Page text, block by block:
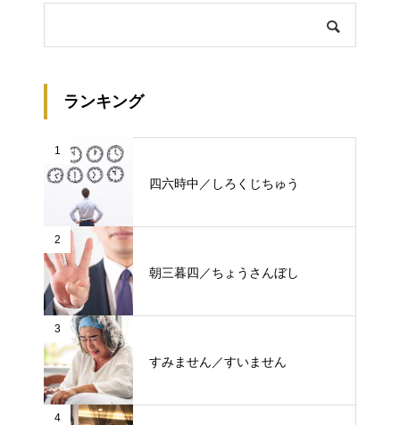
ランキング
1
四六時中／しろくじちゅう
2
朝三暮四／ちょうさんぼし
3
すみません／すいません
4